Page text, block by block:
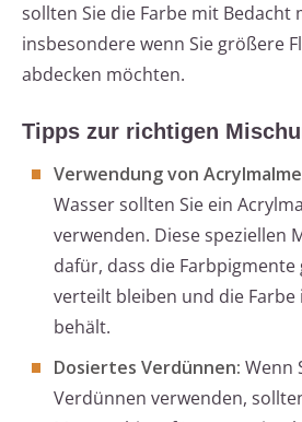
sollten Sie die Farbe mit Bedacht
insbesondere wenn Sie größere
abdecken möchten.
Tipps zur richtigen
Verwendung von
Wasser sollten Sie ein
verwenden. Diese speziellen
dafür, dass die Farbpigmente
verteilt bleiben und die Farbe
behält.
Dosiertes Verdünnen: Wenn
Verdünnen verwenden,